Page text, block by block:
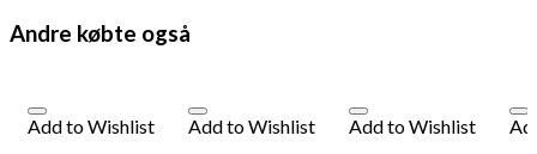
Andre købte også
Add to Wishlist
Add to Wishlist
Add to Wishlist